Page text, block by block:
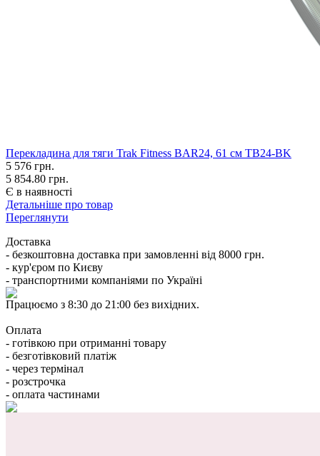
Перекладина для тяги Trak Fitness BAR24, 61 см TB24-BK
5 576 грн.
5 854.80 грн.
Є в наявності
Детальніше про товар
Переглянути
Доставка
- безкоштовна доставка при замовленні від 8000 грн.
- кур'єром по Києву
- транспортними компаніями по Україні
Працюємо з 8:30 до 21:00 без вихідних.
Оплата
- готівкою при отриманні товару
- безготівковий платіж
- через термінал
- розстрочка
- оплата частинами